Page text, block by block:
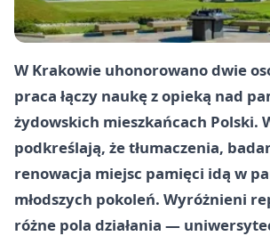
W Krakowie uhonorowano dwie
praca łączy naukę z opieką nad
żydowskich mieszkańcach Polski.
podkreślają, że tłumaczenia,
renowacja miejsc pamięci idą w
młodszych pokoleń. Wyróżnieni
różne pola działania —